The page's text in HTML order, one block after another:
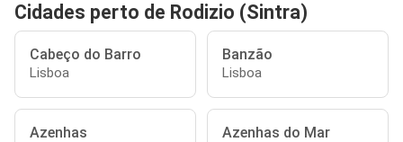
Cidades perto de Rodizio (Sintra)
Cabeço do Barro
Lisboa
Banzão
Lisboa
Azenhas Azenhas do Mar